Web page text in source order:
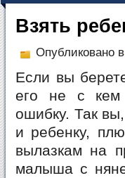
Взять
Опубликовано в
Если вы
его не с кем
ошибку. Так
и ребенку,
вылазкам на
малыша с